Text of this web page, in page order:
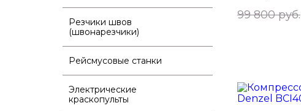
Резчики швов
(швонарезчики)
Рейсмусовые станки
Электрические
краскопульты
99 800 руб.